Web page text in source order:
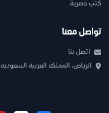
كتب حصرية
تواصل معنا
اتصل بنا
الرياض، المملكة العربية السعودية